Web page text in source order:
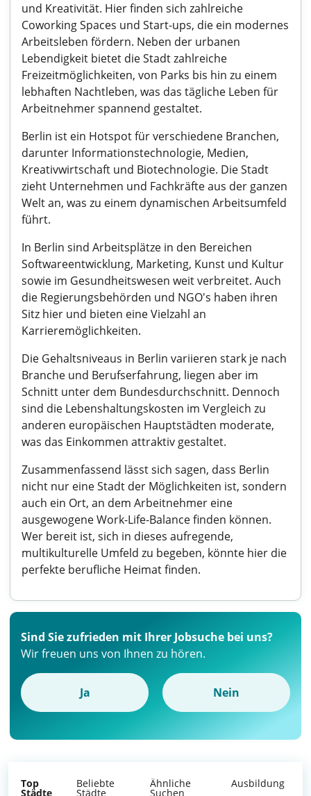
und Kreativität. Hier finden sich zahlreiche
Coworking Spaces und Start-ups, die ein modernes
Arbeitsleben fördern. Neben der urbanen
Lebendigkeit bietet die Stadt zahlreiche
Freizeitmöglichkeiten, von Parks bis hin zu einem
lebhaften Nachtleben, was das tägliche Leben für
Arbeitnehmer spannend gestaltet.
Berlin ist ein Hotspot für verschiedene Branchen,
darunter Informationstechnologie, Medien,
Kreativwirtschaft und Biotechnologie. Die Stadt
zieht Unternehmen und Fachkräfte aus der ganzen
Welt an, was zu einem dynamischen Arbeitsumfeld
führt.
In Berlin sind Arbeitsplätze in den Bereichen
Softwareentwicklung, Marketing, Kunst und Kultur
sowie im Gesundheitswesen weit verbreitet. Auch
die Regierungsbehörden und NGO's haben ihren
Sitz hier und bieten eine Vielzahl an
Karrieremöglichkeiten.
Die Gehaltsniveaus in Berlin variieren stark je nach
Branche und Berufserfahrung, liegen aber im
Schnitt unter dem Bundesdurchschnitt. Dennoch
sind die Lebenshaltungskosten im Vergleich zu
anderen europäischen Hauptstädten moderate,
was das Einkommen attraktiv gestaltet.
Zusammenfassend lässt sich sagen, dass Berlin
nicht nur eine Stadt der Möglichkeiten ist, sondern
auch ein Ort, an dem Arbeitnehmer eine
ausgewogene Work-Life-Balance finden können.
Wer bereit ist, sich in dieses aufregende,
multikulturelle Umfeld zu begeben, könnte hier die
perfekte berufliche Heimat finden.
Sind Sie zufrieden mit Ihrer Jobsuche bei uns?
Wir freuen uns von Ihnen zu hören.
Ja Nein
Top
Städte
Beliebte
Städte
Ähnliche
Suchen
Ausbildung